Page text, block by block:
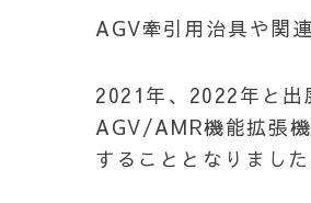
AGV牽引用治具や関
2021年、2022年と出
AGV/AMR機能拡張機
することとなりました